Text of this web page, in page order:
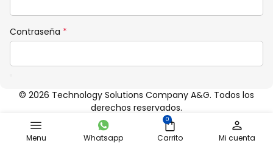
Contraseña *
© 2026 Technology Solutions Company A&G. Todos los
derechos reservados.
Menu Whatsapp
0
Carrito Mi cuenta